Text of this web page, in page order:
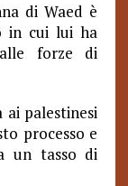
di Waed è
in cui lui ha
forze di
palestinesi
processo e
un tasso di